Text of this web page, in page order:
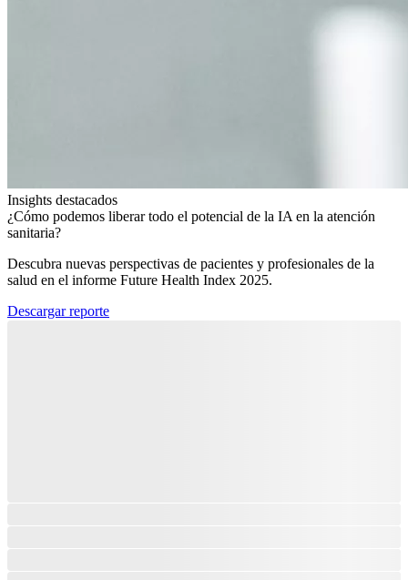
Insights destacados
¿Cómo podemos liberar todo el potencial de la IA en la atención
sanitaria?​
Descubra nuevas perspectivas de pacientes y profesionales de la
salud en el informe Future Health Index 2025.​
Descargar reporte